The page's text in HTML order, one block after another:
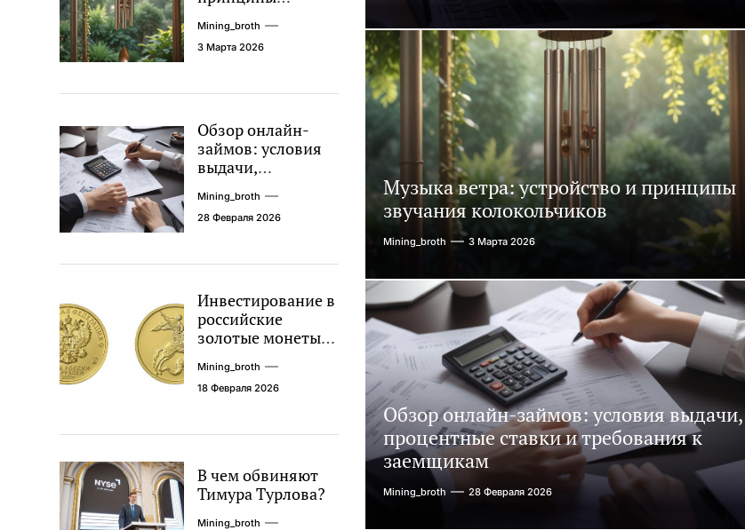
колокольчиков
Mining_broth
3 Марта 2026
Обзор онлайн-
займов: условия
выдачи,
ставки и
требования к
Mining_broth
28 Февраля 2026
Инвестирование в
российские
золотые монеты:
руководство
Mining_broth
18 Февраля 2026
В чем обвиняют
Тимура Турлова?
Mining_broth
Музыка ветра: устройство и принципы
звучания колокольчиков
Mining_broth 3 Марта 2026
Обзор онлайн-займов: условия выдачи,
процентные ставки и требования к
заемщикам
Mining_broth 28 Февраля 2026